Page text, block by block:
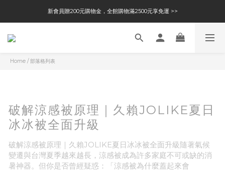
新會員贈200元購物金，全館購物滿2500元享免運 >>
Home /部落格列表
破解涼感被原理｜久賴JOLIKE夏日
冰冰被全面升級
破解涼感被原理｜久賴JOLIKE夏日冰冰被全面升級隨著氣候
變遷與台灣夏季越來越長，涼感被成為許多家庭不可或缺的消
暑神器。但你是否曾經疑惑：「涼感被為什麼蓋起來會